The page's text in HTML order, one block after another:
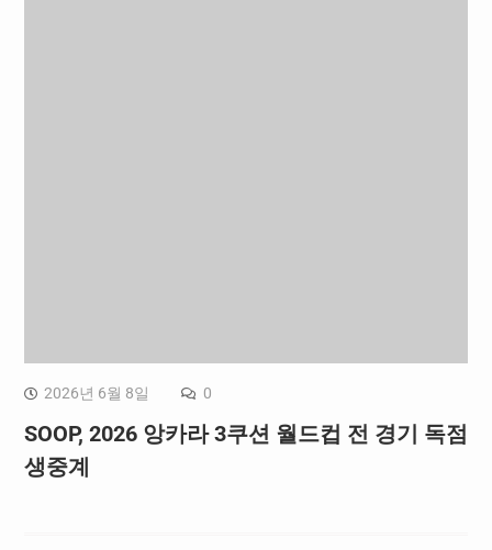
2026년 6월 8일 0
SOOP, 2026 앙카라 3쿠션 월드컵 전 경기 독점
생중계